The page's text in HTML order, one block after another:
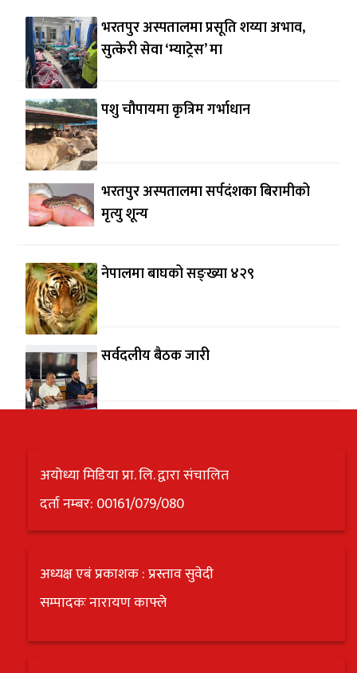
भरतपुर अस्पतालमा प्रसूति शय्या अभाव,
सुत्केरी सेवा ‘म्याट्रेस’ मा
पशु चौपायमा कृत्रिम गर्भाधान
भरतपुर अस्पतालमा सर्पदंशका बिरामीको
मृत्यु शून्य
नेपालमा बाघको सङ्ख्या ४२९
सर्वदलीय बैठक जारी
अयोध्या मिडिया प्रा. लि. द्वारा संचालित
दर्ता नम्बर: 00161/079/080
अध्यक्ष एबं प्रकाशक : प्रस्ताव सुवेदी
सम्पादकः नारायण काफ्ले